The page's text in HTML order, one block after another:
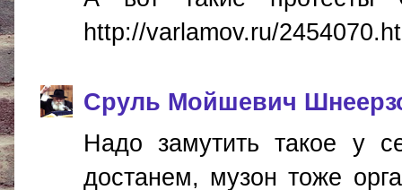
http://varlamov.ru/
Сруль Мойшевич
Надо замутить такое у
достанем, музон тоже